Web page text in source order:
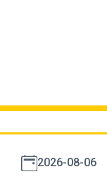
2026-08-06